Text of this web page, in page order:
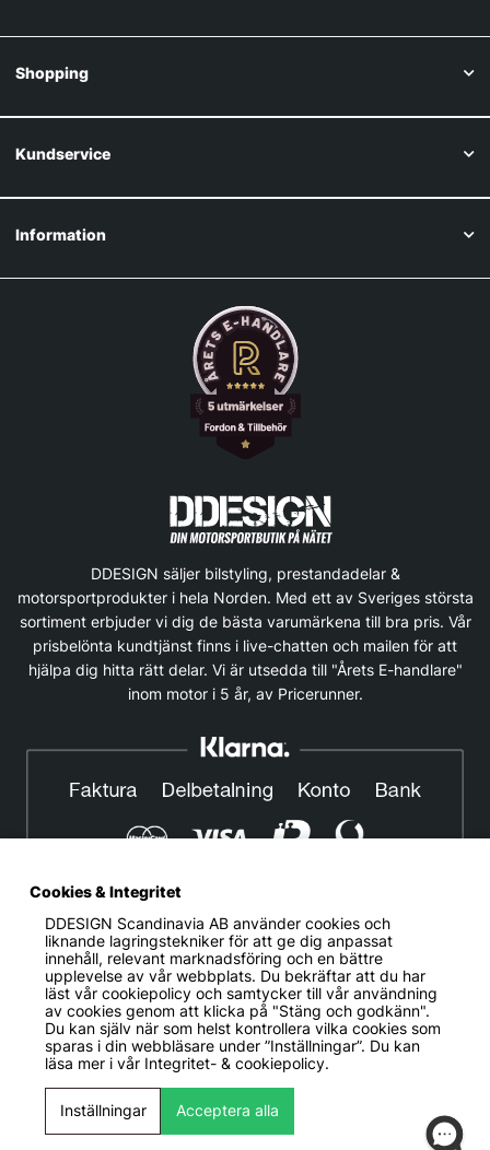
Shopping
Kundservice
Information
DDESIGN säljer bilstyling, prestandadelar &
motorsportprodukter i hela Norden. Med ett av Sveriges största
sortiment erbjuder vi dig de bästa varumärkena till bra pris. Vår
prisbelönta kundtjänst finns i live-chatten och mailen för att
hjälpa dig hitta rätt delar. Vi är utsedda till "Årets E-handlare"
inom motor i 5 år, av Pricerunner.
© DDESIGN. Alla rättigheter reserverade.
Om oss|Privacy policy|Cookiepolicy|Köp- och
leveransvillkor
Telefonnummer: 019-507 40 01
Helgfria vardagar 10:00-12:00
DDESIGN Scandinavia AB Organisationsnummer:
Mosåsvägen 142, 702 36 Örebro
Cookies & Integritet
DDESIGN Scandinavia ABanvänder cookies och
liknande lagringstekniker för att ge dig anpassat
innehåll, relevant marknadsföring och en bättre
upplevelse av vår webbplats. Du bekräftar att du har
läst vår cookiepolicy och samtycker till vår användning
av cookies genom att klicka på "Stäng och godkänn".
Du kan själv när som helst kontrollera vilka cookies som
sparas i din webbläsare under ”Inställningar”. Du kan
läsa mer i vår Integritet- & cookiepolicy.
Inställningar Acceptera alla